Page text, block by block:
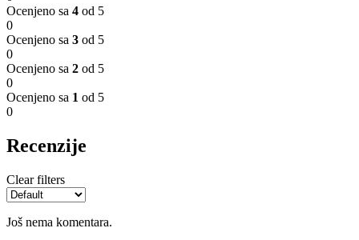
Ocenjeno sa 4 od 5
0
Ocenjeno sa 3 od 5
0
Ocenjeno sa 2 od 5
0
Ocenjeno sa 1 od 5
0
Recenzije
Clear filters
Još nema komentara.